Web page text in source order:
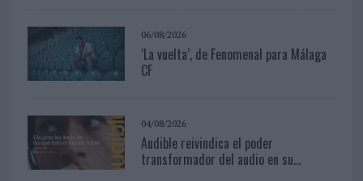
06/08/2026
‘La vuelta’, de Fenomenal para Málaga
CF
04/08/2026
Audible reivindica el poder
transformador del audio en su...